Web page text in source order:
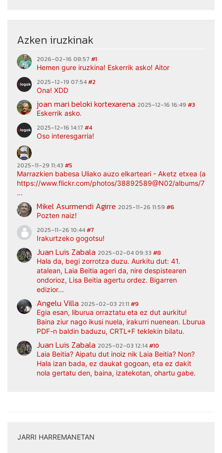
Azken iruzkinak
2026-02-16 08:57 #1
Hemen gure iruzkina! Eskerrik asko! Aitor
2025-12-19 07:54#2
Ona! XDD
joan mari beloki kortexarena 2025-12-16 16:49 #3
Eskerrik asko.
2025-12-16 14:17 #4
Oso interesgarria!
2025-11-29 11:43 #5
Marrazkien babesa Uliako auzo elkarteari - Aketz etxea
https://www.flickr.com/photos/38892589@N02/albums/
...
Mikel Asurmendi Agirre 2025-11-26 11:59 #6
Pozten naiz!
2025-11-26 10:44#7
Irakurtzeko gogotsu!
Juan Luis Zabala 2025-02-04 09:33 #8
Hala da, begi zorrotza duzu. Aurkitu dut: 41.
atalean, Laia Beitia ageri da, nire despistearen
ondorioz, Lisa Beitia agertu ordez. Bigarren
edizior...
Angelu Villa 2025-02-03 21:11 #9
Egia esan, liburua orraztatu eta ez dut aurkitu!
Baina ziur nago ikusi nuela, irakurri nuenean. Lburua
PDF-n baldin baduzu, CRTL+F teklekin bilatu.
Juan Luis Zabala 2025-02-03 12:14#10
Laia Beitia? Aipatu dut inoiz nik Laia Beitia? Non?
Hala izan bada, ez daukat gogoan, eta ez dakit
nola gertatu den, baina, izatekotan, ohartu gabe.
JARRI HARREMANETAN